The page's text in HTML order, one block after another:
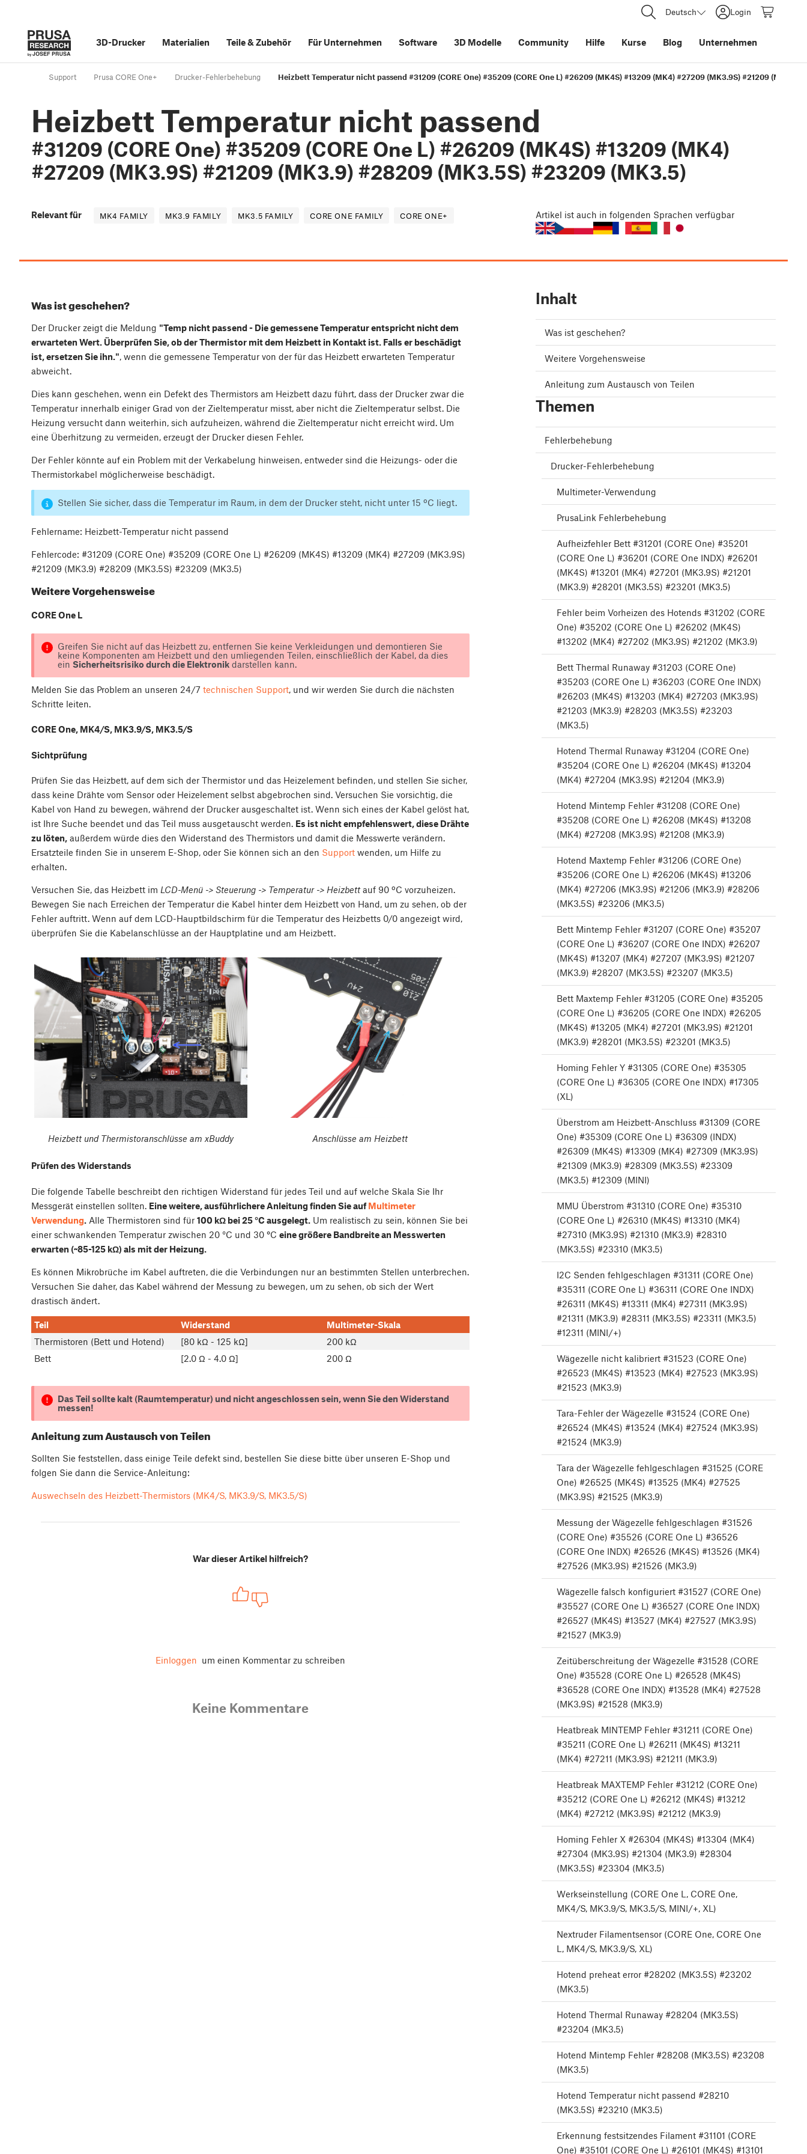
Deutsch Login
3D-Drucker Materialien Teile&Zubehör Für Unternehmen Software 3D Modelle Community Hilfe Kurse Blog Unternehmen
Support Prusa CORE One+ Drucker-Fehlerbehebung Heizbett Temperatur nicht passend #31209 (CORE One) #35209 (CORE One L) #26209 (MK4S) #13209 (MK4) #27209 (MK3.9S) #21209 (MK3.9)
Heizbett Temperatur nicht passend
#31209 (CORE One) #35209 (CORE One L) #26209 (MK4S) #13209 (MK4)
#27209 (MK3.9S) #21209 (MK3.9) #28209 (MK3.5S) #23209 (MK3.5)
Relevant für MK4 FAMILY MK3.9 FAMILY MK3.5 FAMILY CORE ONE FAMILY CORE ONE+ Artikel ist auch in folgenden Sprachen verfügbar
Was ist geschehen?
Der Drucker zeigt die Meldung "Temp nicht passend - Die gemessene Temperatur entspricht nicht dem
erwarteten Wert. Überprüfen Sie, ob der Thermistor mit dem Heizbett in Kontakt ist. Falls er beschädigt
ist, ersetzen Sie ihn.", wenn die gemessene Temperatur von der für das Heizbett erwarteten Temperatur
abweicht.
Dies kann geschehen, wenn ein Defekt des Thermistors am Heizbett dazu führt, dass der Drucker zwar die
Temperatur innerhalb einiger Grad von der Zieltemperatur misst, aber nicht die Zieltemperatur selbst. Die
Heizung versucht dann weiterhin, sich aufzuheizen, während die Zieltemperatur nicht erreicht wird. Um
eine Überhitzung zu vermeiden, erzeugt der Drucker diesen Fehler.
Der Fehler könnte auf ein Problem mit der Verkabelung hinweisen, entweder sind die Heizungs- oder die
Thermistorkabel möglicherweise beschädigt.
Stellen Sie sicher, dass die Temperatur im Raum, in dem der Drucker steht, nicht unter 15 ºC liegt.
Fehlername: Heizbett-Temperatur nicht passend
Fehlercode: #31209 (CORE One) #35209 (CORE One L) #26209 (MK4S) #13209 (MK4) #27209 (MK3.9S)
#21209 (MK3.9) #28209 (MK3.5S) #23209 (MK3.5)
Weitere Vorgehensweise
CORE One L
Greifen Sie nicht auf das Heizbett zu, entfernen Sie keine Verkleidungen und demontieren Sie
keine Komponenten am Heizbett und den umliegenden Teilen, einschließlich der Kabel, da dies
ein Sicherheitsrisiko durch die Elektronikdarstellen kann.
Melden Sie das Problem an unseren 24/7 technischen Support , und wir werden Sie durch die nächsten
Schritte leiten.
CORE One, MK4/S, MK3.9/S, MK3.5/S
Sichtprüfung
Prüfen Sie das Heizbett, auf dem sich der Thermistor und das Heizelement befinden, und stellen Sie sicher,
dass keine Drähte vom Sensor oder Heizelement selbst abgebrochen sind. Versuchen Sie vorsichtig, die
Kabel von Hand zu bewegen, während der Drucker ausgeschaltet ist. Wenn sich eines der Kabel gelöst hat,
ist Ihre Suche beendet und das Teil muss ausgetauscht werden. Es ist nicht empfehlenswert, diese Drähte
zu löten, außerdem würde dies den Widerstand des Thermistors und damit die Messwerte verändern.
Ersatzteile finden Sie in unserem E-Shop, oder Sie können sich an den Support wenden, um Hilfe zu
erhalten.
Versuchen Sie, das Heizbett im LCD-Menü -> Steuerung -> Temperatur -> Heizbettauf 90 ºC vorzuheizen.
Bewegen Sie nach Erreichen der Temperatur die Kabel hinter dem Heizbett von Hand, um zu sehen, ob der
Fehler auftritt. Wenn auf dem LCD-Hauptbildschirm für die Temperatur des Heizbetts 0/0 angezeigt wird,
überprüfen Sie die Kabelanschlüsse an der Hauptplatine und am Heizbett.
Heizbett und Thermistoranschlüsse am xBuddy Anschlüsse am Heizbett
Prüfen des Widerstands
Die folgende Tabelle beschreibt den richtigen Widerstand für jedes Teil und auf welche Skala Sie Ihr
Messgerät einstellen sollten. Eine weitere, ausführlichere Anleitung finden Sie aufMultimeter
Verwendung Alle Thermistoren sind für 100 kΩ bei 25 °C ausgelegt. Um realistisch zu sein, können Sie bei
einer schwankenden Temperatur zwischen 20 °C und 30 °C eine größere Bandbreite an Messwerten
erwarten (~85-125 kΩ) als mit der Heizung.
Es können Mikrobrüche im Kabel auftreten, die die Verbindungen nur an bestimmten Stellen unterbrechen.
Versuchen Sie daher, das Kabel während der Messung zu bewegen, um zu sehen, ob sich der Wert
drastisch ändert.
Teil Widerstand
Multimeter-Skala
Thermistoren (Bett und Hotend)
[80 kΩ - 125 kΩ]
200 kΩ
Bett
[2.0 Ω - 4.0 Ω] 200 Ω
Das Teil sollte kalt (Raumtemperatur) und nicht angeschlossen sein, wenn Sie den Widerstand
messen!
Anleitung zum Austausch von Teilen
Sollten Sie feststellen, dass einige Teile defekt sind, bestellen Sie diese bitte über unseren E-Shop und
folgen Sie dann die Service-Anleitung:
Auswechseln des Heizbett-Thermistors (MK4/S, MK3.9/S, MK3.5/S)
War dieser Artikel hilfreich?
Einloggen um einen Kommentar zu schreiben
Keine Kommentare
Inhalt
Was ist geschehen?
Weitere Vorgehensweise
Anleitung zum Austausch von Teilen
Themen
Fehlerbehebung
Drucker-Fehlerbehebung
Multimeter-Verwendung
PrusaLink Fehlerbehebung
Aufheizfehler Bett #31201 (CORE One) #35201
(CORE One L) #36201 (CORE One INDX) #26201
(MK4S) #13201 (MK4) #27201 (MK3.9S) #21201
(MK3.9) #28201 (MK3.5S) #23201 (MK3.5)
Fehler beim Vorheizen des Hotends #31202 (CORE
One) #35202 (CORE One L) #26202 (MK4S)
#13202 (MK4) #27202 (MK3.9S) #21202 (MK3.9)
Bett Thermal Runaway #31203 (CORE One)
#35203 (CORE One L) #36203 (CORE One INDX)
#26203 (MK4S) #13203 (MK4) #27203 (MK3.9S)
#21203 (MK3.9) #28203 (MK3.5S) #23203
(MK3.5)
Hotend Thermal Runaway #31204 (CORE One)
#35204 (CORE One L) #26204 (MK4S) #13204
(MK4) #27204 (MK3.9S) #21204 (MK3.9)
Hotend Mintemp Fehler #31208 (CORE One)
#35208 (CORE One L) #26208 (MK4S) #13208
(MK4) #27208 (MK3.9S) #21208 (MK3.9)
Hotend Maxtemp Fehler #31206 (CORE One)
#35206 (CORE One L) #26206 (MK4S) #13206
(MK4) #27206 (MK3.9S) #21206 (MK3.9) #28206
(MK3.5S) #23206 (MK3.5)
Bett Mintemp Fehler #31207 (CORE One) #35207
(CORE One L) #36207 (CORE One INDX) #26207
(MK4S) #13207 (MK4) #27207 (MK3.9S) #21207
(MK3.9) #28207 (MK3.5S) #23207 (MK3.5)
Bett Maxtemp Fehler #31205 (CORE One) #35205
(CORE One L) #36205 (CORE One INDX) #26205
(MK4S) #13205 (MK4) #27201 (MK3.9S) #21201
(MK3.9) #28201 (MK3.5S) #23201 (MK3.5)
Homing Fehler Y #31305 (CORE One) #35305
(CORE One L) #36305 (CORE One INDX) #17305
(XL)
Überstrom am Heizbett-Anschluss #31309 (CORE
One) #35309 (CORE One L) #36309 (INDX)
#26309 (MK4S) #13309 (MK4) #27309 (MK3.9S)
#21309 (MK3.9) #28309 (MK3.5S) #23309
(MK3.5) #12309 (MINI)
MMU Überstrom #31310 (CORE One) #35310
(CORE One L) #26310 (MK4S) #13310 (MK4)
#27310 (MK3.9S) #21310 (MK3.9) #28310
(MK3.5S) #23310 (MK3.5)
I2C Senden fehlgeschlagen #31311 (CORE One)
#35311 (CORE One L) #36311 (CORE One INDX)
#26311 (MK4S) #13311 (MK4) #27311 (MK3.9S)
#21311 (MK3.9) #28311 (MK3.5S) #23311 (MK3.5)
#12311 (MINI/+)
Wägezelle nicht kalibriert #31523 (CORE One)
#26523 (MK4S) #13523 (MK4) #27523 (MK3.9S)
#21523 (MK3.9)
Tara-Fehler der Wägezelle #31524 (CORE One)
#26524 (MK4S) #13524 (MK4) #27524 (MK3.9S)
#21524 (MK3.9)
Tara der Wägezelle fehlgeschlagen #31525 (CORE
One) #26525 (MK4S) #13525 (MK4) #27525
(MK3.9S) #21525 (MK3.9)
Messung der Wägezelle fehlgeschlagen #31526
(CORE One) #35526 (CORE One L) #36526
(CORE One INDX) #26526 (MK4S) #13526 (MK4)
#27526 (MK3.9S) #21526 (MK3.9)
Wägezelle falsch konfiguriert #31527 (CORE One)
#35527 (CORE One L) #36527 (CORE One INDX)
#26527 (MK4S) #13527 (MK4) #27527 (MK3.9S)
#21527 (MK3.9)
Zeitüberschreitung der Wägezelle #31528 (CORE
One) #35528 (CORE One L) #26528 (MK4S)
#36528 (CORE One INDX) #13528 (MK4) #27528
(MK3.9S) #21528 (MK3.9)
Heatbreak MINTEMP Fehler #31211 (CORE One)
#35211 (CORE One L) #26211 (MK4S) #13211
(MK4) #27211 (MK3.9S) #21211 (MK3.9)
Heatbreak MAXTEMP Fehler #31212 (CORE One)
#35212 (CORE One L) #26212 (MK4S) #13212
(MK4) #27212 (MK3.9S) #21212 (MK3.9)
Homing Fehler X #26304 (MK4S) #13304 (MK4)
#27304 (MK3.9S) #21304 (MK3.9) #28304
(MK3.5S) #23304 (MK3.5)
Werkseinstellung (CORE One L, CORE One,
MK4/S, MK3.9/S, MK3.5/S, MINI/+, XL)
Nextruder Filamentsensor (CORE One, CORE One
L, MK4/S, MK3.9/S, XL)
Hotend preheat error #28202 (MK3.5S) #23202
(MK3.5)
Hotend Thermal Runaway #28204 (MK3.5S)
#23204 (MK3.5)
Hotend Mintemp Fehler #28208 (MK3.5S) #23208
(MK3.5)
Hotend Temperatur nicht passend #28210
(MK3.5S) #23210 (MK3.5)
Erkennung festsitzendes Filament #31101 (CORE
One) #35101 (CORE One L) #26101 (MK4S) #13101